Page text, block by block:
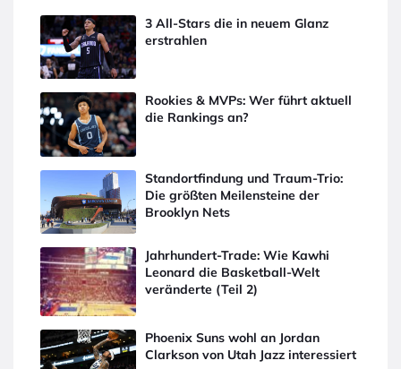
3 All-Stars die in neuem Glanz
erstrahlen
Rookies & MVPs: Wer führt aktuell
die Rankings an?
Standortfindung und Traum-Trio:
Die größten Meilensteine der
Brooklyn Nets
Jahrhundert-Trade: Wie Kawhi
Leonard die Basketball-Welt
veränderte (Teil 2)
Phoenix Suns wohl an Jordan
Clarkson von Utah Jazz interessiert